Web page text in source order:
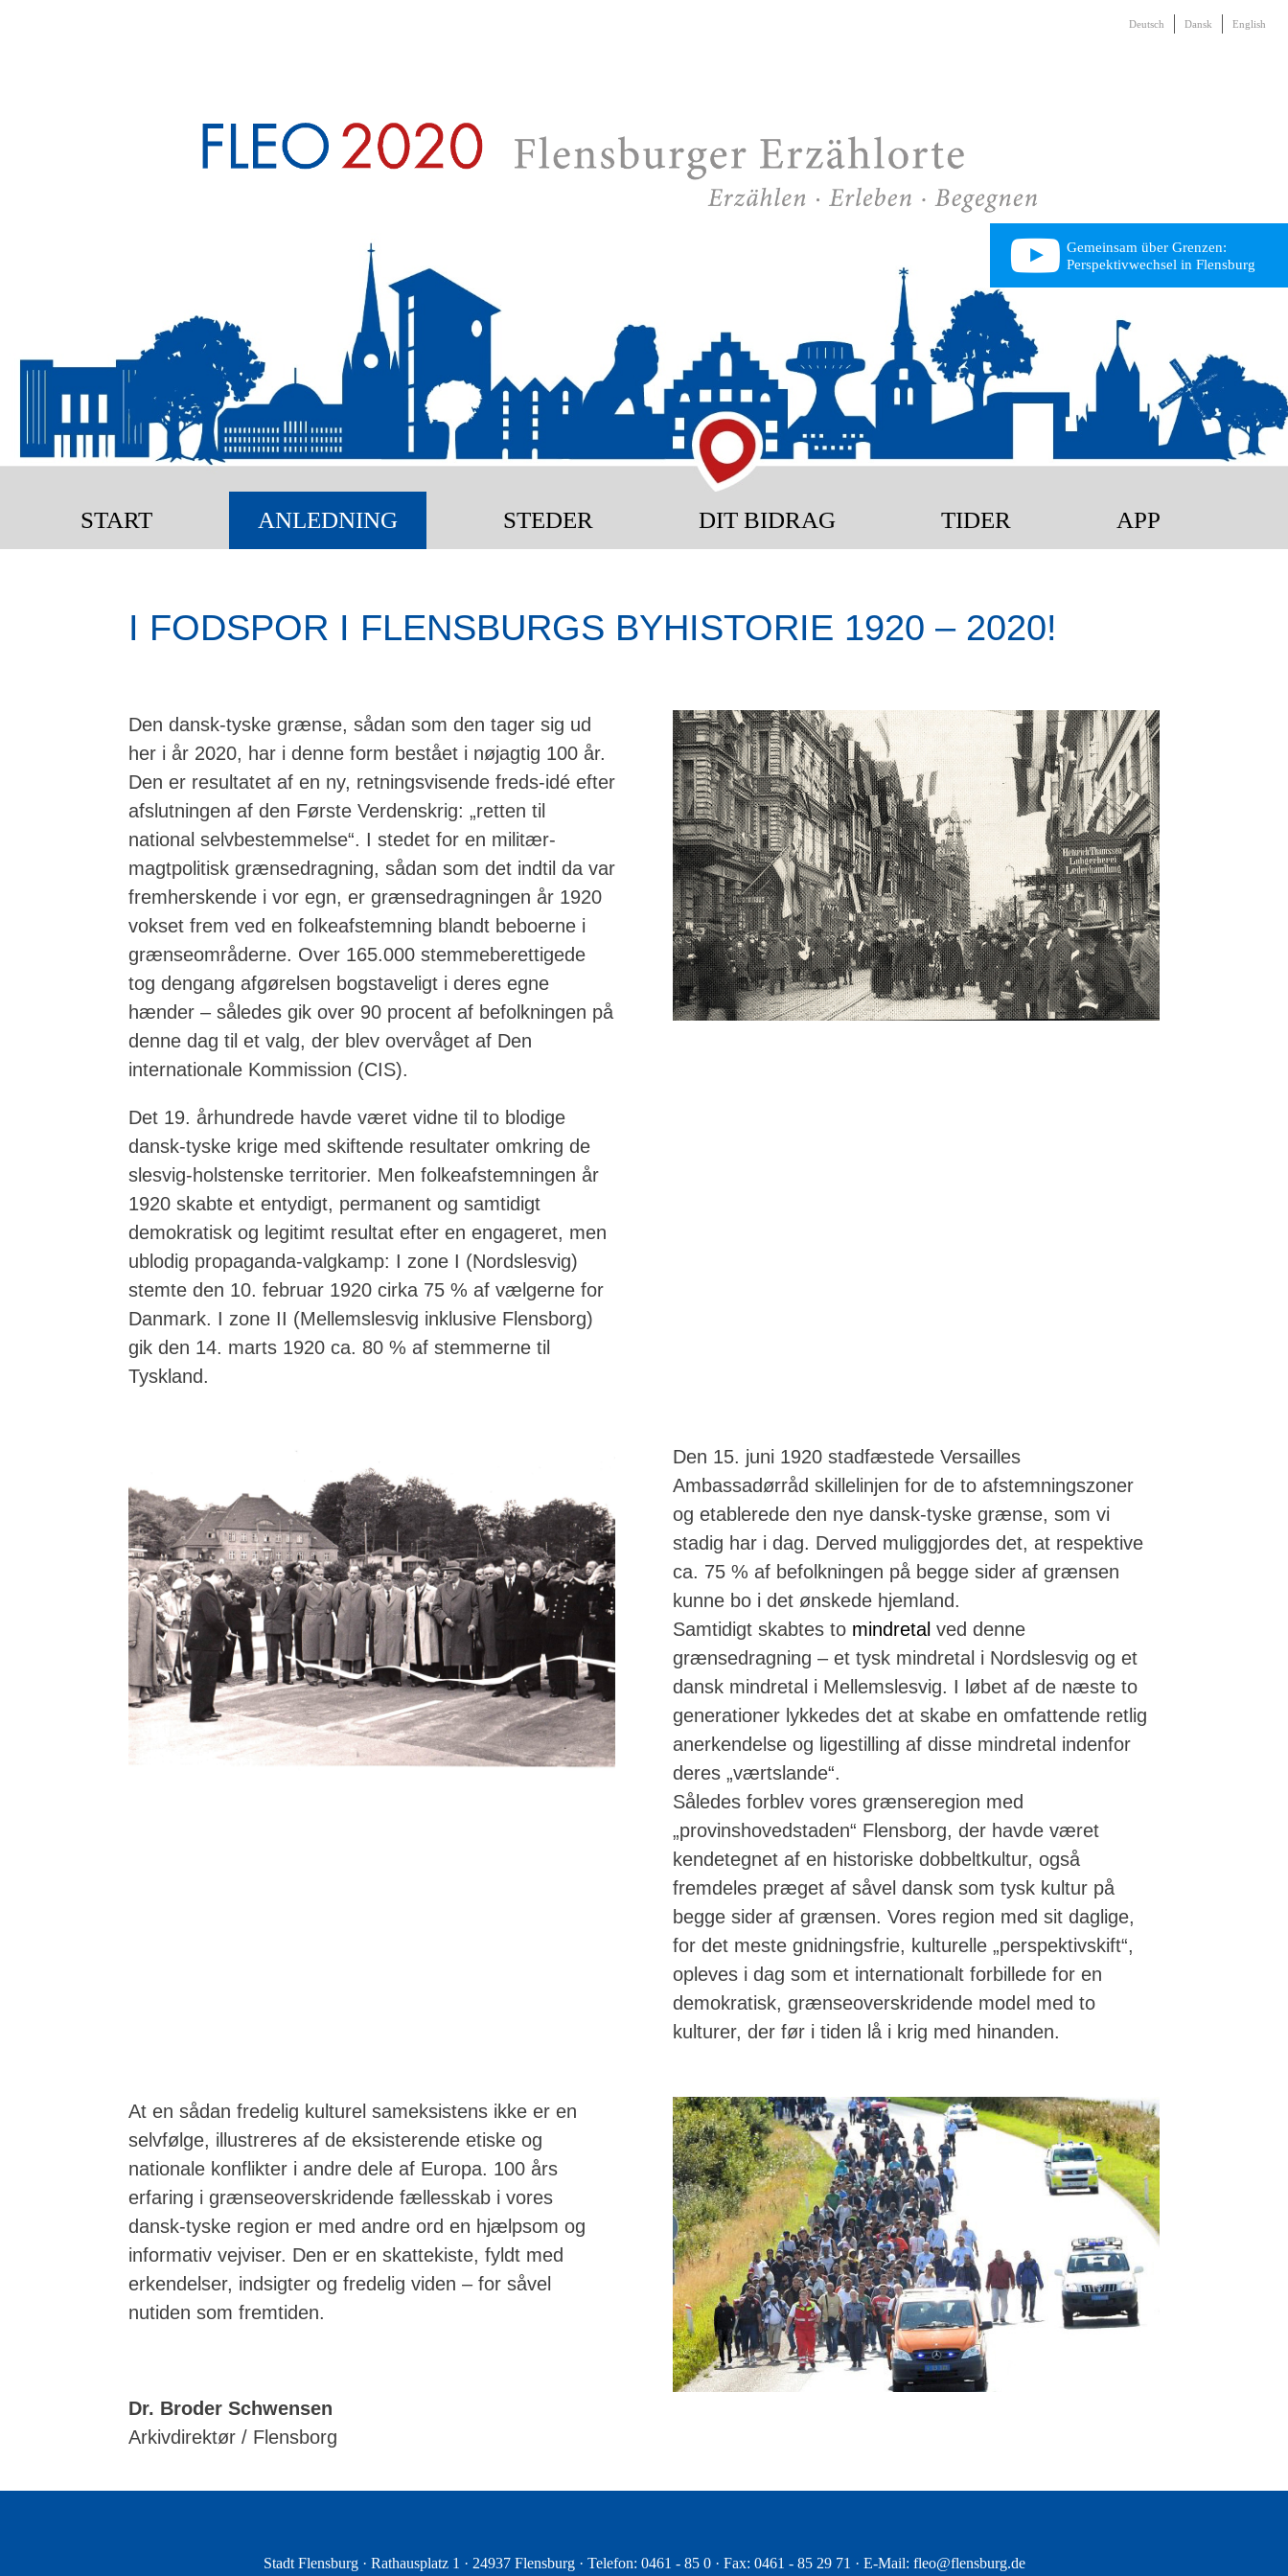
Deutsch Dansk English
Gemeinsam über Grenzen:
Perspektivwechsel in Flensburg
START ANLEDNING STEDER DIT BIDRAG TIDER APP
I FODSPOR I FLENSBURGS BYHISTORIE 1920 – 2020!
Den dansk-tyske grænse, sådan som den tager sig ud
her i år 2020, har i denne form bestået i nøjagtig 100 år.
Den er resultatet af en ny, retningsvisende freds-idé efter
afslutningen af den Første Verdenskrig: „retten til
national selvbestemmelse“. I stedet for en militær-
magtpolitisk grænsedragning, sådan som det indtil da var
fremherskende i vor egn, er grænsedragningen år 1920
vokset frem ved en folkeafstemning blandt beboerne i
grænseområderne. Over 165.000 stemmeberettigede
tog dengang afgørelsen bogstaveligt i deres egne
hænder – således gik over 90 procent af befolkningen på
denne dag til et valg, der blev overvåget af Den
internationale Kommission (CIS).
Det 19. århundrede havde været vidne til to blodige
dansk-tyske krige med skiftende resultater omkring de
slesvig-holstenske territorier. Men folkeafstemningen år
1920 skabte et entydigt, permanent og samtidigt
demokratisk og legitimt resultat efter en engageret, men
ublodig propaganda-valgkamp: I zone I (Nordslesvig)
stemte den 10. februar 1920 cirka 75 % af vælgerne for
Danmark. I zone II (Mellemslesvig inklusive Flensborg)
gik den 14. marts 1920 ca. 80 % af stemmerne til
Tyskland.
Den 15. juni 1920 stadfæstede Versailles
Ambassadørråd skillelinjen for de to afstemningszoner
og etablerede den nye dansk-tyske grænse, som vi
stadig har i dag. Derved muliggjordes det, at respektive
ca. 75 % af befolkningen på begge sider af grænsen
kunne bo i det ønskede hjemland.
Samtidigt skabtes to mindretalved denne
grænsedragning – et tysk mindretal i Nordslesvig og et
dansk mindretal i Mellemslesvig. I løbet af de næste to
generationer lykkedes det at skabe en omfattende retlig
anerkendelse og ligestilling af disse mindretal indenfor
deres „værtslande“.
Således forblev vores grænseregion med
„provinshovedstaden“ Flensborg, der havde været
kendetegnet af en historiske dobbeltkultur, også
fremdeles præget af såvel dansk som tysk kultur på
begge sider af grænsen. Vores region med sit daglige,
for det meste gnidningsfrie, kulturelle „perspektivskift“,
opleves i dag som et internationalt forbillede for en
demokratisk, grænseoverskridende model med to
kulturer, der før i tiden lå i krig med hinanden.
At en sådan fredelig kulturel sameksistens ikke er en
selvfølge, illustreres af de eksisterende etiske og
nationale konflikter i andre dele af Europa. 100 års
erfaring i grænseoverskridende fællesskab i vores
dansk-tyske region er med andre ord en hjælpsom og
informativ vejviser. Den er en skattekiste, fyldt med
erkendelser, indsigter og fredelig viden – for såvel
nutiden som fremtiden.
Dr. Broder Schwensen
Arkivdirektør / Flensborg
Stadt Flensburg · Rathausplatz 1 · 24937 Flensburg · Telefon: 0461 - 85 0 · Fax: 0461 - 85 29 71 · E-Mail: fleo@flensburg.de